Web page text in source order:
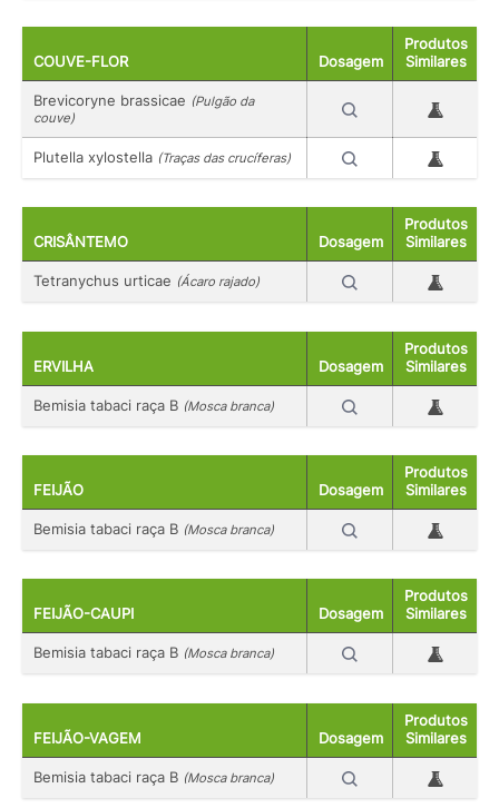
COUVE-FLOR Dosagem
Produtos
Similares
Brevicoryne brassicae (Pulgão da
couve)
Plutella xylostella (Traças das crucíferas)
CRISÂNTEMO Dosagem
Produtos
Similares
Tetranychus urticae (Ácaro rajado)
ERVILHA Dosagem
Produtos
Similares
Bemisia tabaci raça B (Mosca branca)
FEIJÃO Dosagem
Produtos
Similares
Bemisia tabaci raça B (Mosca branca)
FEIJÃO-CAUPI Dosagem
Produtos
Similares
Bemisia tabaci raça B (Mosca branca)
FEIJÃO-VAGEM Dosagem
Produtos
Similares
Bemisia tabaci raça B (Mosca branca)